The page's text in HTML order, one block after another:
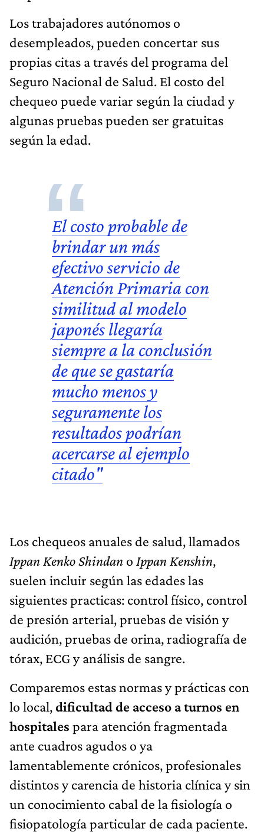
Los trabajadores autónomos o
desempleados, pueden concertar sus
propias citas a través del programa del
Seguro Nacional de Salud. El costo del
chequeo puede variar según la ciudad y
algunas pruebas pueden ser gratuitas
según la edad.
El costo probable de
brindar un más
efectivo servicio de
Atención Primaria con
similitud al modelo
japonés llegaría
siempre a la conclusión
de que se gastaría
mucho menos y
seguramente los
resultados podrían
acercarse al ejemplo
citado"
Los chequeos anuales de salud, llamados
Ippan Kenko Shindan o Ippan Kenshin,
suelen incluir según las edades las
siguientes practicas: control físico, control
de presión arterial, pruebas de visión y
audición, pruebas de orina, radiografía de
tórax, ECG y análisis de sangre.
Comparemos estas normas y prácticas con
lo local,dificultad de acceso a turnos en
hospitales para atención fragmentada
ante cuadros agudos o ya
lamentablemente crónicos, profesionales
distintos y carencia de historia clínica y sin
un conocimiento cabal de la fisiología o
fisiopatología particular de cada paciente.